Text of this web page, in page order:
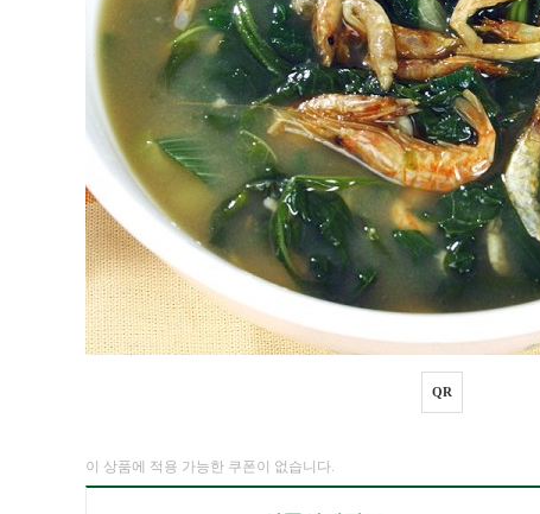
QR
이 상품에 적용 가능한 쿠폰이 없습니다.